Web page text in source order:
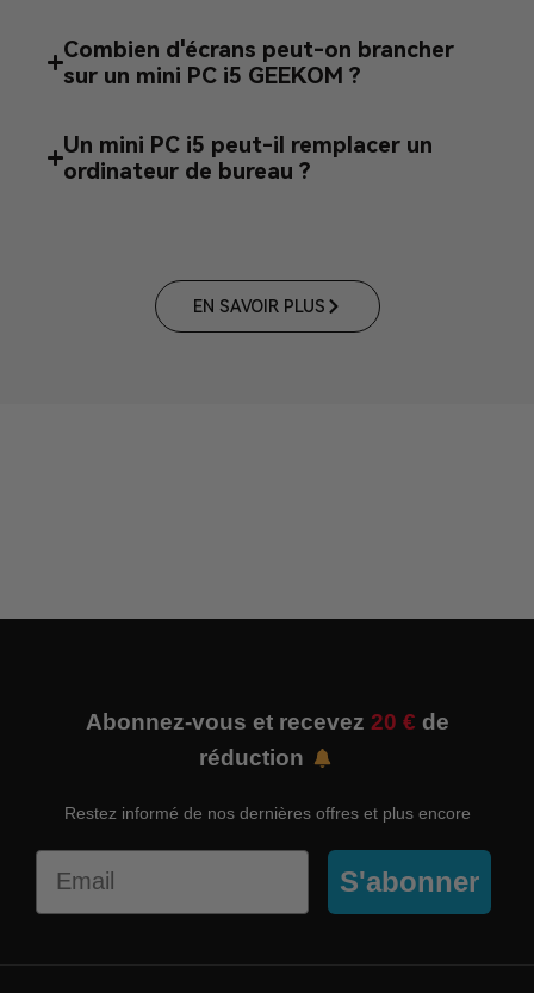
Combien d'écrans peut-on brancher
sur un mini PC i5 GEEKOM ?
Un mini PC i5 peut-il remplacer un
ordinateur de bureau ?
EN SAVOIR PLUS
Abonnez-vous et recevez 20 € de
réduction
Restez informé de nos dernières offres et plus encore
S'abonner